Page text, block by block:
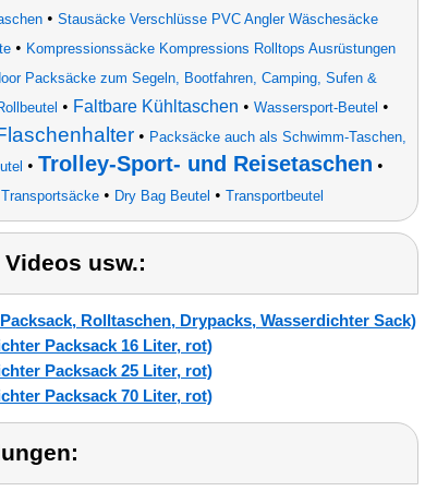
• Stausäcke Verschlüsse PVC Angler Wäschesäcke
• Kompressionssäcke Kompressions Rolltops Ausrüstungen
Packsäcke zum Segeln, Bootfahren, Camping, Sufen &
• Faltbare Kühltaschen • Wassersport-Beutel •
• Packsäcke auch als Schwimm-Taschen,
• Trolley-Sport- und Reisetaschen •
Transportsäcke • Dry Bag Beutel • Transportbeutel
usw.:
Rolltaschen, Drypacks, Wasserdichter Sack)
Packsack 16 Liter, rot)
Packsack 25 Liter, rot)
Packsack 70 Liter, rot)